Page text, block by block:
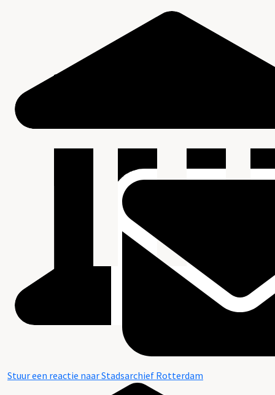
Stuur een reactie naar Stadsarchief Rotterdam